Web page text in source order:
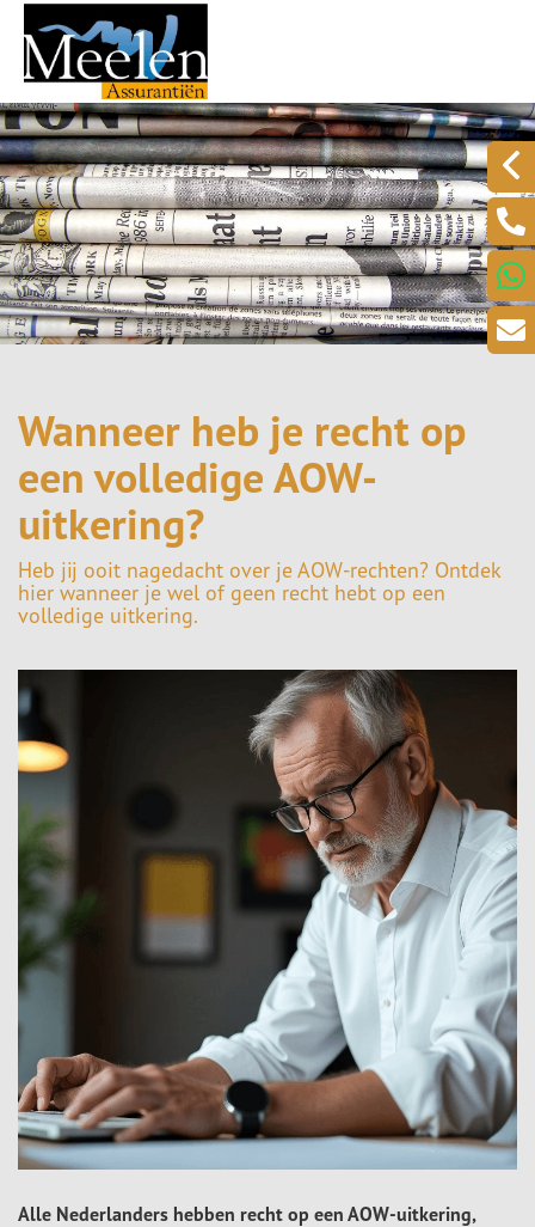
Wanneer heb je recht op
een volledige AOW-
uitkering?
Heb jij ooit nagedacht over je AOW-rechten? Ontdek
hier wanneer je wel of geen recht hebt op een
volledige uitkering.
Alle Nederlanders hebben recht op een AOW-uitkering,